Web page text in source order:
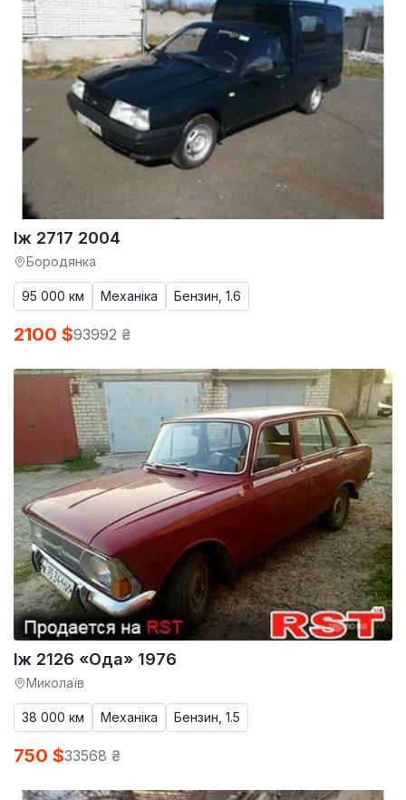
Іж 2717 2004
Бородянка
95 000 км Механіка Бензин, 1.6
2100 $93992 ₴
Іж 2126 «Ода» 1976
Миколаїв
38 000 км Механіка Бензин, 1.5
750 $33568 ₴